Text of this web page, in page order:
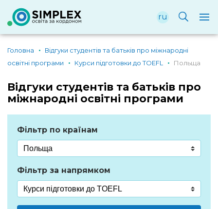
ru
Головна
Відгуки студентів та батьків про міжнародні
освітні програми
Курси підготовки до TOEFL Польща
Відгуки студентів та батьків про
міжнародні освітні програми
Фільтр по країнам
Фільтр за напрямком